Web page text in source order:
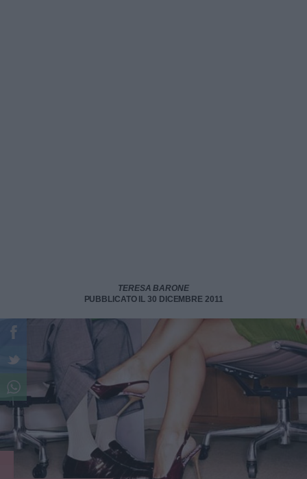
TERESA BARONE
PUBBLICATO IL 30 DICEMBRE 2011